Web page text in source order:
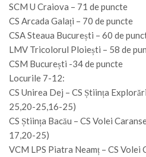
SCM U Craiova – 71 de puncte
CS Arcada Galați – 70 de puncte
CSA Steaua București – 60 de
LMV Tricolorul Ploiești – 58 de
CSM București -34 de puncte
Locurile 7-12:
CS Unirea Dej – CS Știința
25,20-25,16-25)
CS Știința Bacău – CS Volei
17,20-25)
VCM LPS Piatra Neamț – CS Volei